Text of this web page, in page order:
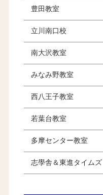
豊田教室
立川南口校
南大沢教室
みなみ野教室
西八王子教室
若葉台教室
多摩センター教室
志學舎＆東進タイムズ